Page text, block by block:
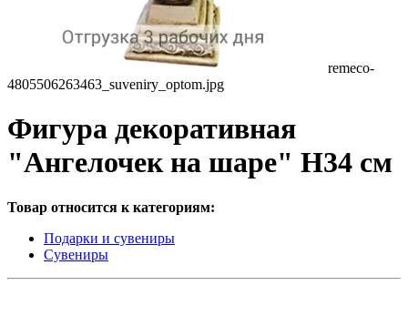
remeco-
4805506263463_suveniry_optom.jpg
Фигура декоративная
"Ангелочек на шаре" Н34 см
Товар относится к категориям:
Подарки и сувениры
Сувениры